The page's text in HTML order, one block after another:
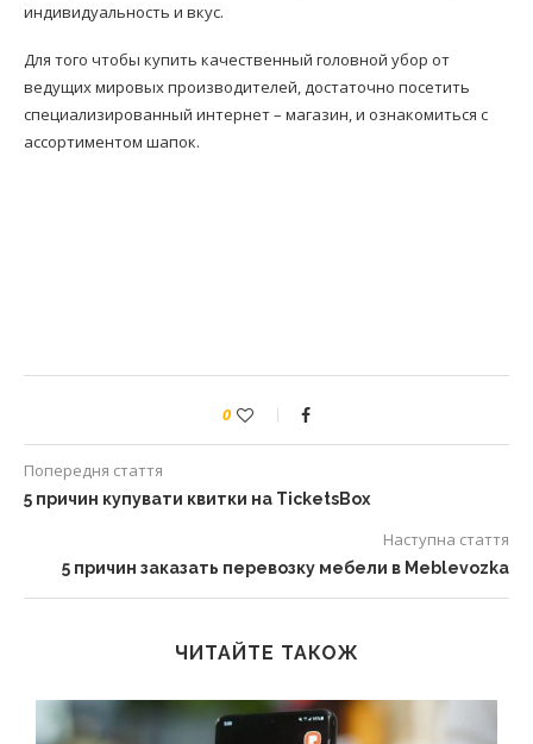
индивидуальность и вкус.
Для того чтобы купить качественный головной убор от
ведущих мировых производителей, достаточно посетить
специализированный интернет – магазин, и ознакомиться с
ассортиментом шапок.
0
Попередня стаття
5 причин купувати квитки на TicketsBox
Наступна стаття
5 причин заказать перевозку мебели в Meblevozka
ЧИТАЙТЕ ТАКОЖ